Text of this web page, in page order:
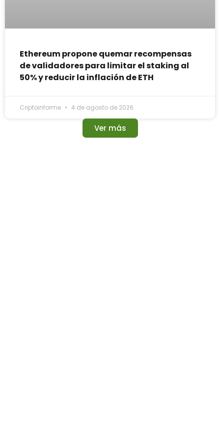
Ethereum propone quemar recompensas
de validadores para limitar el staking al
50% y reducir la inflación de ETH
Criptoinforme 4 de agosto de 2026
Ver más